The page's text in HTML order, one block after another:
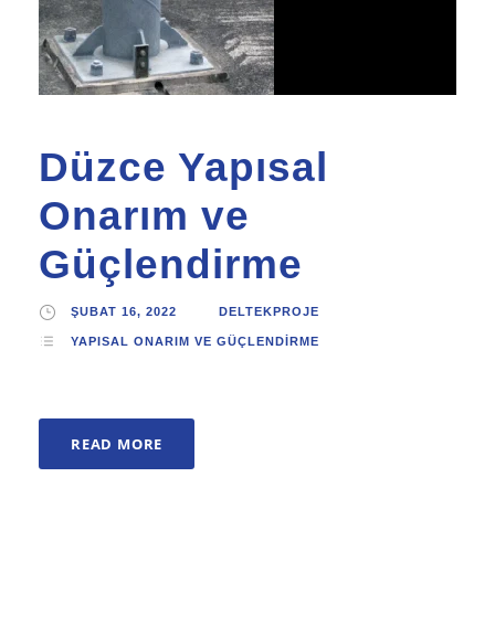
Düzce Yapısal
Onarım ve
Güçlendirme
ŞUBAT 16, 2022 DELTEKPROJE
YAPISAL ONARIM VE GÜÇLENDIRME
READ MORE